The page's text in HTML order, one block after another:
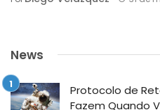
News
Protocolo de
Fazem Quando